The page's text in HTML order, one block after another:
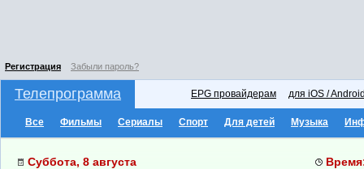
Регистрация Забыли пароль?
Телепрограмма EPG провайдерам для iOS /
Все Фильмы Сериалы Спорт Для детей Музыка
Суббота, 8 августа